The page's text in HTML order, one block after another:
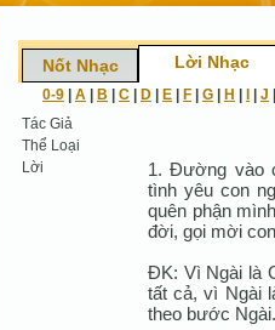
Nốt Nhạc Lời Nhạc
0-9 A B C D E F G H J
Tác Giả
Thể Loại
Lời
1. Đường vào
tình yêu con
quên phận
đời, gọi mời
ĐK: Vì Ngài là
tất cả, vì Ngài
theo bước Ngài.